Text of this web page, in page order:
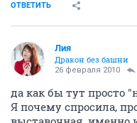
ОТВЕТИТЬ
Лия
Дракон без башни
26 февраля 2010
да как бы тут просто
Я почему спросила,